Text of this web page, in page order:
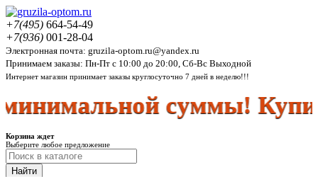
+7(495) 664-54-49
+7(936) 001-28-04
Электронная почта: gruzila-optom.ru@yandex.ru
Принимаем заказы: Пн-Пт с 10:00 до 20:00, Сб-Вс Выходной
Интернет магазин принимает заказы круглосуточно 7 дней в неделю!!!
суммы!
Корзина ждет
Выберите любое предложение
Найти